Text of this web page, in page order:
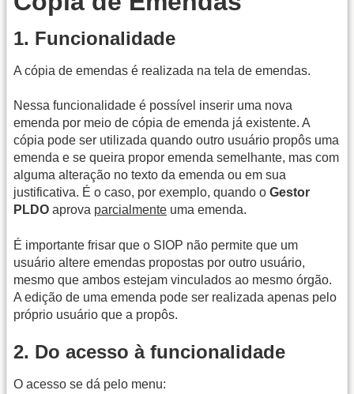
1. Funcionalidade
A cópia de emendas é realizada na tela de emendas.
Nessa funcionalidade é possível inserir uma nova
emenda por meio de cópia de emenda já existente. A
cópia pode ser utilizada quando outro usuário propôs uma
emenda e se queira propor emenda semelhante, mas com
alguma alteração no texto da emenda ou em sua
justificativa. É o caso, por exemplo, quando o Gestor
PLDO aprova parcialmente uma emenda.
É importante frisar que o SIOP não permite que um
usuário altere emendas propostas por outro usuário,
mesmo que ambos estejam vinculados ao mesmo órgão.
A edição de uma emenda pode ser realizada apenas pelo
próprio usuário que a propôs.
2. Do acesso à funcionalidade
O acesso se dá pelo menu: